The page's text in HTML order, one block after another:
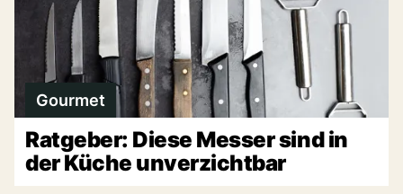
Gourmet
Ratgeber: Diese Messer sind in
der Küche unverzichtbar